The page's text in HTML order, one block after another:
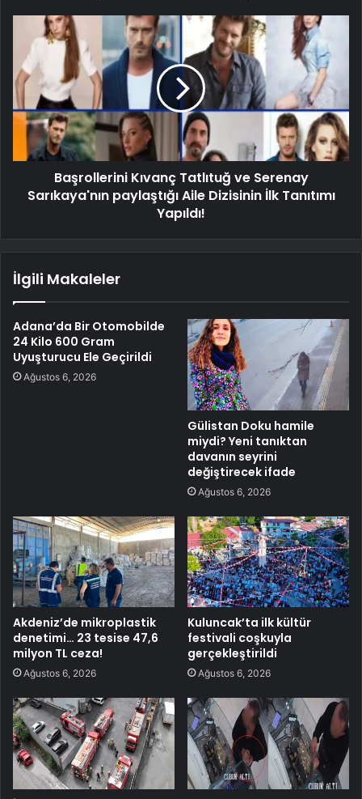
Başrollerini Kıvanç Tatlıtuğ ve Serenay
Sarıkaya'nın paylaştığı Aile Dizisinin İlk Tanıtımı
Yapıldı!
İlgili Makaleler
Adana’da Bir Otomobilde
24 Kilo 600 Gram
Uyuşturucu Ele Geçirildi
Ağustos 6, 2026
Gülistan Doku hamile
miydi? Yeni tanıktan
davanın seyrini
değiştirecek ifade
Ağustos 6, 2026
Akdeniz’de mikroplastik
denetimi… 23 tesise 47,6
milyon TL ceza!
Ağustos 6, 2026
Kuluncak’ta ilk kültür
festivali coşkuyla
gerçekleştirildi
Ağustos 6, 2026